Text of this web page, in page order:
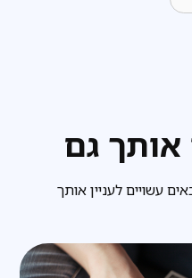
אותך גם
עשויים לעניין אותך